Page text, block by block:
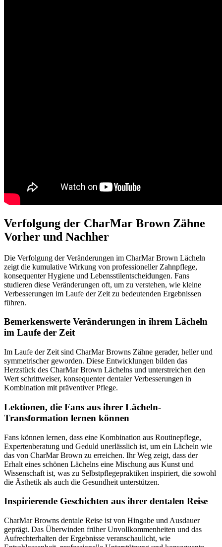
Verfolgung der CharMar Brown Zähne
Vorher und Nachher
Die Verfolgung der Veränderungen im CharMar Brown Lächeln
zeigt die kumulative Wirkung von professioneller Zahnpflege,
konsequenter Hygiene und Lebensstilentscheidungen. Fans
studieren diese Veränderungen oft, um zu verstehen, wie kleine
Verbesserungen im Laufe der Zeit zu bedeutenden Ergebnissen
führen.
Bemerkenswerte Veränderungen in ihrem Lächeln
im Laufe der Zeit
Im Laufe der Zeit sind CharMar Browns Zähne gerader, heller und
symmetrischer geworden. Diese Entwicklungen bilden das
Herzstück des CharMar Brown Lächelns und unterstreichen den
Wert schrittweiser, konsequenter dentaler Verbesserungen in
Kombination mit präventiver Pflege.
Lektionen, die Fans aus ihrer Lächeln-
Transformation lernen können
Fans können lernen, dass eine Kombination aus Routinepflege,
Expertenberatung und Geduld unerlässlich ist, um ein Lächeln wie
das von CharMar Brown zu erreichen. Ihr Weg zeigt, dass der
Erhalt eines schönen Lächelns eine Mischung aus Kunst und
Wissenschaft ist, was zu Selbstpflegepraktiken inspiriert, die sowohl
die Ästhetik als auch die Gesundheit unterstützen.
Inspirierende Geschichten aus ihrer dentalen Reise
CharMar Browns dentale Reise ist von Hingabe und Ausdauer
geprägt. Das Überwinden früher Unvollkommenheiten und das
Aufrechterhalten der Ergebnisse veranschaulicht, wie